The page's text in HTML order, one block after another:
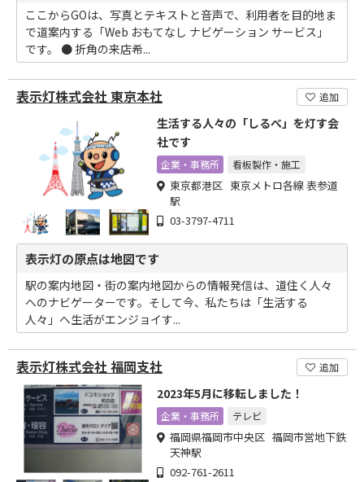
ここからGOは、写真とテキストと音声で、利用者を目的地ま
で道案内する「Web おもてなし ナビゲーション サービス」
です。 ● 折角の来店希...
表示灯株式会社 東京本社 追加
生活する人々の「しるべ」を灯す会
社です
企業・事務所 看板製作・施工
東京都港区 東京メトロ各線 表参道
駅
03-3797-4711
表示灯の原点は地図です
駅の案内地図・街の案内地図からの情報発信は、道住く人々
へのナビゲーターです。そして今、私たちは「生活する
人々」へ生活がエンジョイす...
表示灯株式会社 福岡支社 追加
2023年5月に移転しました！
企業・事務所 テレビ
福岡県福岡市中央区 福岡市営地下鉄
天神駅
092-761-2611